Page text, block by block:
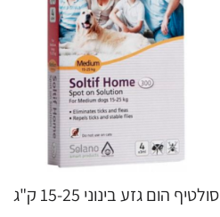
סולטיף הום גזע בינוני 15-25 ק"ג